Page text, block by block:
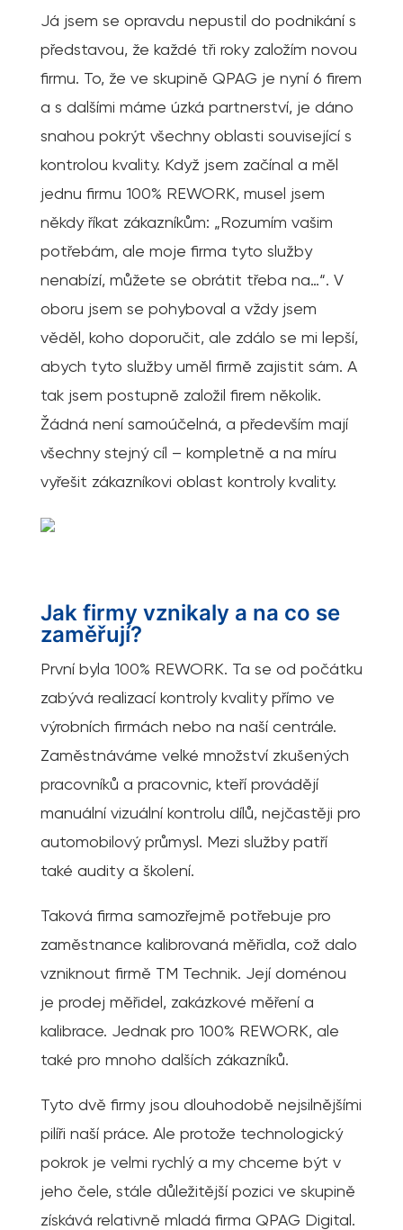
Já jsem se opravdu nepustil do podnikání s
představou, že každé tři roky založím novou
firmu. To, že ve skupině QPAG je nyní 6 firem
a s dalšími máme úzká partnerství, je dáno
snahou pokrýt všechny oblasti související s
kontrolou kvality. Když jsem začínal a měl
jednu firmu 100% REWORK, musel jsem
někdy říkat zákazníkům: „Rozumím vašim
potřebám, ale moje firma tyto služby
nenabízí, můžete se obrátit třeba na…“. V
oboru jsem se pohyboval a vždy jsem
věděl, koho doporučit, ale zdálo se mi lepší,
abych tyto služby uměl firmě zajistit sám. A
tak jsem postupně založil firem několik.
Žádná není samoúčelná, a především mají
všechny stejný cíl – kompletně a na míru
vyřešit zákazníkovi oblast kontroly kvality.
Jak firmy vznikaly a na co se
zaměřují?
První byla 100% REWORK. Ta se od počátku
zabývá realizací kontroly kvality přímo ve
výrobních firmách nebo na naší centrále.
Zaměstnáváme velké množství zkušených
pracovníků a pracovnic, kteří provádějí
manuální vizuální kontrolu dílů, nejčastěji pro
automobilový průmysl. Mezi služby patří
také audity a školení.
Taková firma samozřejmě potřebuje pro
zaměstnance kalibrovaná měřidla, což dalo
vzniknout firmě TM Technik. Její doménou
je prodej měřidel, zakázkové měření a
kalibrace. Jednak pro 100% REWORK, ale
také pro mnoho dalších zákazníků.
Tyto dvě firmy jsou dlouhodobě nejsilnějšími
pilíři naší práce. Ale protože technologický
pokrok je velmi rychlý a my chceme být v
jeho čele, stále důležitější pozici ve skupině
získává relativně mladá firma QPAG Digital.